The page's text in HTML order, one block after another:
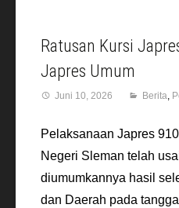
Ratusan Kursi
Japres Umum
Juni 10, 2026 Berita,
Pelaksanaan Japres
Negeri Sleman telah
diumumkannya hasil
dan Daerah pada